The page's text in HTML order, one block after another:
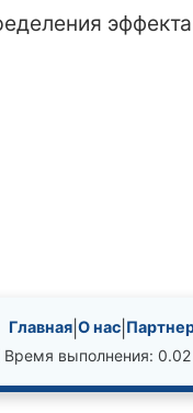
links,
Главная| О нас|
Время выполнения: